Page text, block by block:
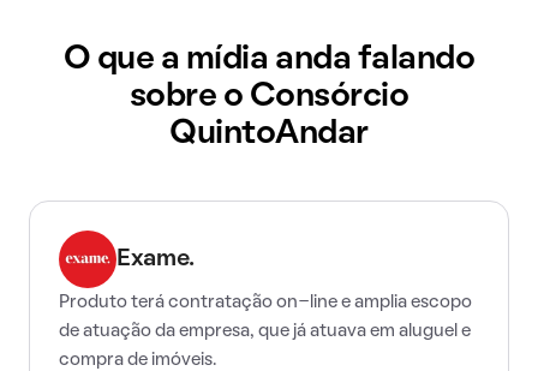
O que a mídia anda falando
sobre o Consórcio
QuintoAndar
Exame.
Produto terá contratação on-line e amplia escopo
de atuação da empresa, que já atuava em aluguel e
compra de imóveis.